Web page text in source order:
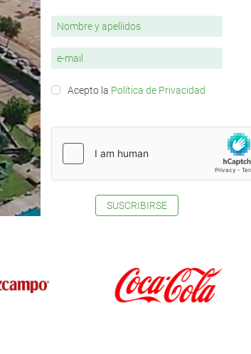
Acepto la Política de Privacidad
SUSCRIBIRSE